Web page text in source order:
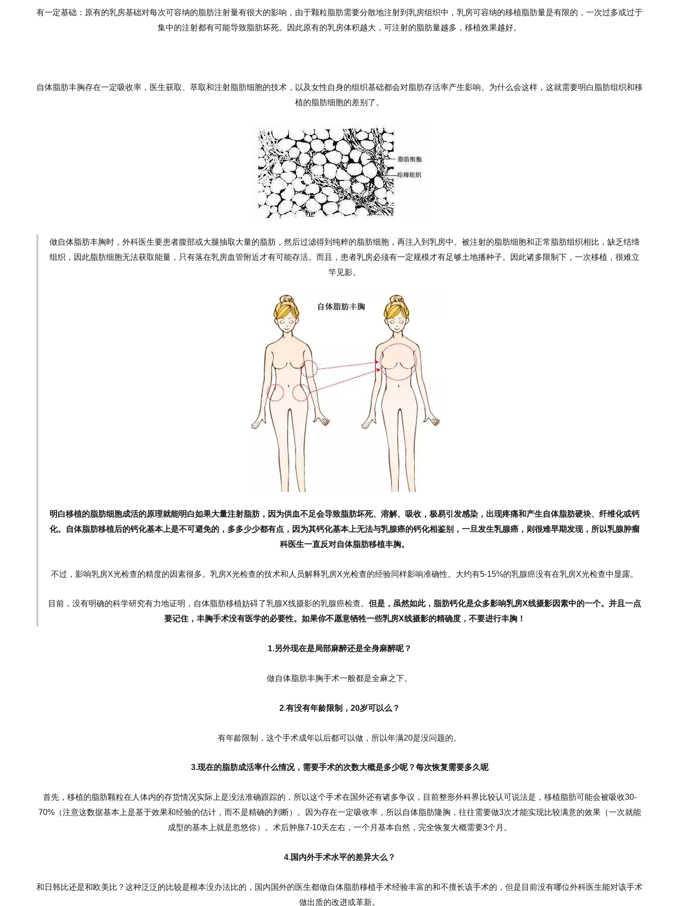
有一定基础：原有的乳房基础对每次可容纳的脂肪注射量有很大的影响，由于颗粒脂肪需要分散地注射到乳房组织中，乳房可容纳的移植脂肪量是有限的，一次过多或过于
集中的注射都有可能导致脂肪坏死。因此原有的乳房体积越大，可注射的脂肪量越多，移植效果越好。
自体脂肪丰胸存在一定吸收率，医生获取、萃取和注射脂肪细胞的技术，以及女性自身的组织基础都会对脂肪存活率产生影响。为什么会这样，这就需要明白脂肪组织和移
植的脂肪细胞的差别了。
做自体脂肪丰胸时，外科医生要患者腹部或大腿抽取大量的脂肪，然后过滤得到纯粹的脂肪细胞，再注入到乳房中。被注射的脂肪细胞和正常脂肪组织相比，缺乏结缔
组织，因此脂肪细胞无法获取能量，只有落在乳房血管附近才有可能存活。而且，患者乳房必须有一定规模才有足够土地播种子。因此诸多限制下，一次移植，很难立
竿见影。
明白移植的脂肪细胞成活的原理就能明白如果大量注射脂肪，因为供血不足会导致脂肪坏死、溶解、吸收，极易引发感染，出现疼痛和产生自体脂肪硬块、纤维化或钙
化。自体脂肪移植后的钙化基本上是不可避免的，多多少少都有点，因为其钙化基本上无法与乳腺癌的钙化相鉴别，一旦发生乳腺癌，则很难早期发现，所以乳腺肿瘤
科医生一直反对自体脂肪移植丰胸。
不过，影响乳房X光检查的精度的因素很多。乳房X光检查的技术和人员解释乳房X光检查的经验同样影响准确性。大约有5-15%的乳腺癌没有在乳房X光检查中显露。
目前，没有明确的科学研究有力地证明，自体脂肪移植妨碍了乳腺X线摄影的乳腺癌检查。 但是，虽然如此，脂肪钙化是众多影响乳房X线摄影因素中的一个。并且一点
要记住，丰胸手术没有医学的必要性。如果你不愿意牺牲一些乳房X线摄影的精确度，不要进行丰胸！
1.另外现在是局部麻醉还是全身麻醉呢？
做自体脂肪丰胸手术一般都是全麻之下。
2.有没有年龄限制，20岁可以么？
有年龄限制，这个手术成年以后都可以做，所以年满20是没问题的。
3.现在的脂肪成活率什么情况，需要手术的次数大概是多少呢？每次恢复需要多久呢
首先，移植的脂肪颗粒在人体内的存货情况实际上是没法准确跟踪的，所以这个手术在国外还有诸多争议，目前整形外科界比较认可说法是，移植脂肪可能会被吸收30-
70%（注意这数据基本上是基于效果和经验的估计，而不是精确的判断）。因为存在一定吸收率，所以自体脂肪隆胸，往往需要做3次才能实现比较满意的效果（一次就能
成型的基本上就是忽悠你）。术后肿胀7-10天左右，一个月基本自然，完全恢复大概需要3个月。
4.国内外手术水平的差异大么？
和日韩比还是和欧美比？这种泛泛的比较是根本没办法比的，国内国外的医生都做自体脂肪移植手术经验丰富的和不擅长该手术的，但是目前没有哪位外科医生能对该手术
做出质的改进或革新。